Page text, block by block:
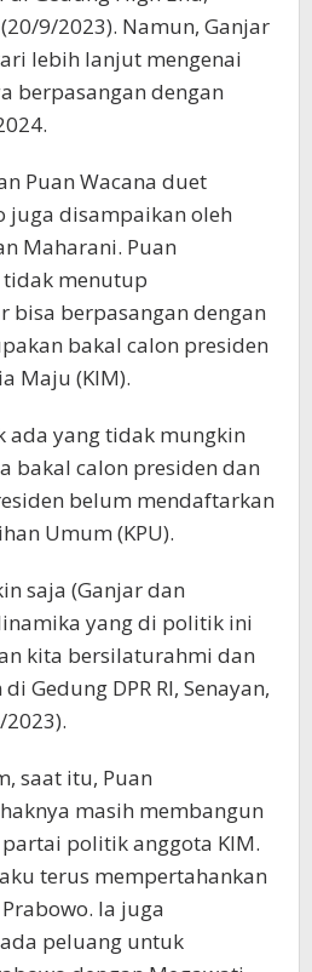
9/2023). Namun, Ganjar
lebih lanjut mengenai
berpasangan dengan
Puan Wacana duet
juga disampaikan oleh
Maharani. Puan
menutup
bisa berpasangan dengan
bakal calon presiden
Maju (KIM).
ada yang tidak mungkin
bakal calon presiden dan
belum mendaftarkan
Umum (KPU).
saja (Ganjar dan
yang di politik ini
kita bersilaturahmi dan
Gedung DPR RI, Senayan,
2023).
saat itu, Puan
masih membangun
politik anggota KIM.
terus mempertahankan
Ia juga
peluang untuk